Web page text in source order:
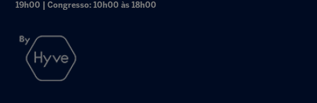
19h00 | Congresso: 10h00 às 18h00